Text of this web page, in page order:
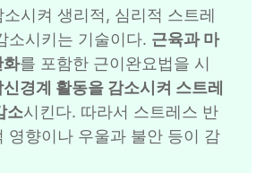
시켜 생리적, 심리적 스트레
소시키는 기술이다. 근육과 마
화를 포함한 근이완요법을 시
신경계 활동을 감소시켜 스트레
소시킨다. 따라서 스트레스 반
영향이나 우울과 불안 등이 감